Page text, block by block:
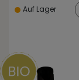
Auf Lager